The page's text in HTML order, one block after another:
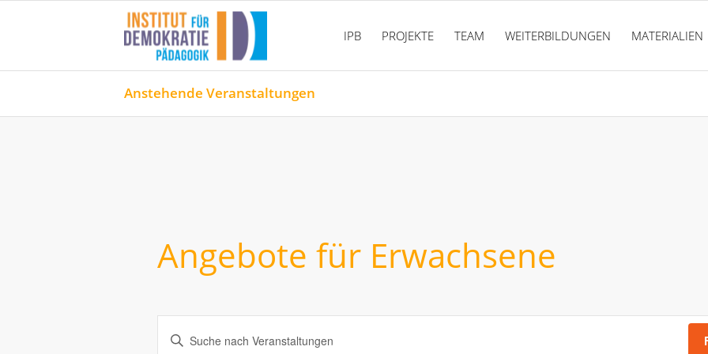
IPB PROJEKTE TEAM WEITERBILDUNGEN MATERIALIEN
Anstehende Veranstaltungen
Angebote für Erwachsene
Geben